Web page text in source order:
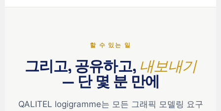
할 수 있는 일
그리고, 공유하고, 내보내기
— 단 몇 분 만에
QALITEL logigramme는 모든 그래픽 모델링 요구